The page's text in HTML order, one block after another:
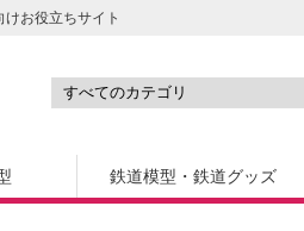
お役立ちサイト
鉄道模型・鉄道グッズ